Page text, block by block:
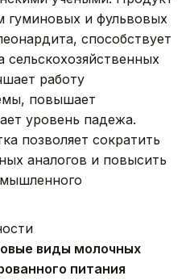
гуминовых и фульвовых
способствует
работу
повышает
уровень падежа.
позволяет сократить
аналогов и повысить
виды молочных
питания